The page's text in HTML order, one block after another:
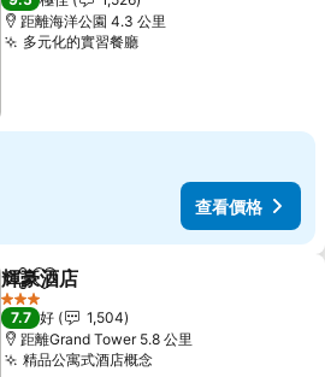
距離海洋公園 4.3 公里
多元化的實習餐廳查看價格
查看價格
分享 放到收藏夾
輝豪酒店
3 星級
7.7 好
1,504
距離Grand Tower 5.8 公里
精品公寓式酒店概念查看價格